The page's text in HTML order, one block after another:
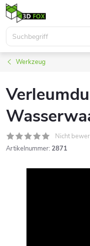
Zum
Inhalt
springen
Werkzeug
Nicht
Artikelnummer: 2871